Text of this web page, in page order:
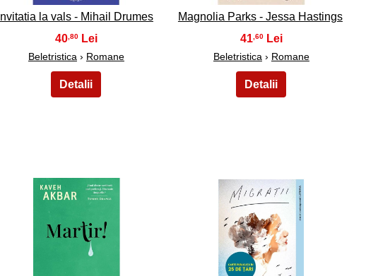
Invitatia la vals - Mihail Drumes
40,80
Beletristica › Romane
Magnolia Parks - Jessa Hastings
41,60
Beletristica › Romane
14 15